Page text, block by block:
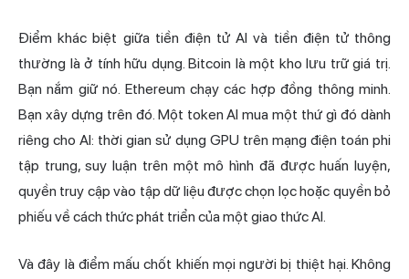
Điểm khác biệt giữa tiền điện tử AI và tiền điện tử thông
thường là ở tính hữu dụng. Bitcoin là một kho lưu trữ giá trị.
Bạn nắm giữ nó. Ethereum chạy các hợp đồng thông minh.
Bạn xây dựng trên đó. Một token AI mua một thứ gì đó dành
riêng cho AI: thời gian sử dụng GPU trên mạng điện toán phi
tập trung, suy luận trên một mô hình đã được huấn luyện,
quyền truy cập vào tập dữ liệu được chọn lọc hoặc quyền bỏ
phiếu về cách thức phát triển của một giao thức AI.
Và đây là điểm mấu chốt khiến mọi người bị thiệt hại. Không